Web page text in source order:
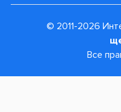
© 2011-2026
Все